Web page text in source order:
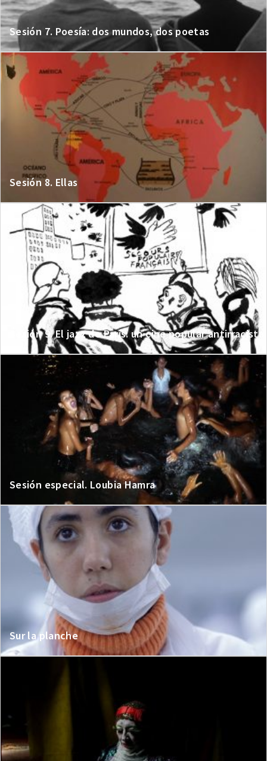
Sesión 7. Poesía: dos mundos, dos poetas
Sesión 8. Ellas
Sesión 9. El jazz de París: un cine popular antirracista
Sesión especial. Loubia Hamra
Sur la planche